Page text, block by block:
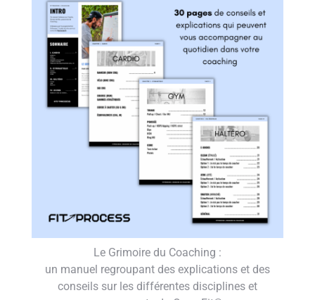
Le Grimoire du Coaching :
un manuel regroupant des explications et des
conseils sur les différentes disciplines et